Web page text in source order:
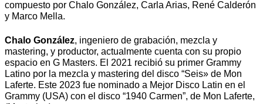
compuesto por Chalo González, Carla Arias, René Calderón
y Marco Mella.
Chalo González, ingeniero de grabación, mezcla y
mastering, y productor, actualmente cuenta con su propio
espacio en G Masters. El 2021 recibió su primer Grammy
Latino por la mezcla y mastering del disco “Seis» de Mon
Laferte. Este 2023 fue nominado a Mejor Disco Latin en el
Grammy (USA) con el disco “1940 Carmen”, de Mon Laferte,